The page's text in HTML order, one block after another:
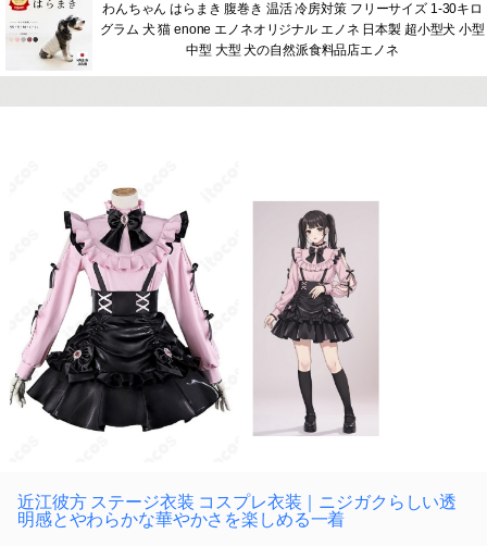
わんちゃん はらまき 腹巻き 温活 冷房対策 フリーサイズ 1-30キロ
グラム 犬 猫 enone エノネオリジナル エノネ 日本製 超小型犬 小型
中型 大型 犬の自然派食料品店エノネ
近江彼方 ステージ衣装 コスプレ衣装｜ニジガクらしい透
明感とやわらかな華やかさを楽しめる一着